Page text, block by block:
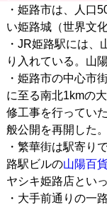
・姫路市は、人口
い姫路城（世界文
・JR姫路駅には
り入れている。山
・姫路市の中心市
に至る南北1kmの
修工事を行ってい
般公開を再開した。
・繁華街は駅寄り
路駅ビルの山陽百
ヤシキ姫路店とい
・大手前通りの一